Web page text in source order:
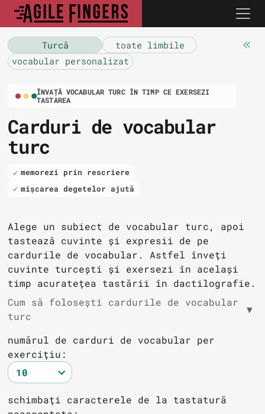
Turcă
toate limbile
vocabular personalizat
ÎNVAȚĂ VOCABULAR TURC ÎN TIMP CE EXERSEZI
TASTAREA
Carduri de vocabular
turc
memorezi prin rescriere
mișcarea degetelor ajută
Alege un subiect de vocabular turc, apoi
tastează cuvinte și expresii de pe
cardurile de vocabular. Astfel înveți
cuvinte turcești și exersezi în același
timp acuratețea tastării în dactilografie.
Cum să folosești cardurile de vocabular
turc
▼
numărul de carduri de vocabular per
exercițiu:
schimbați caracterele de la tastatură